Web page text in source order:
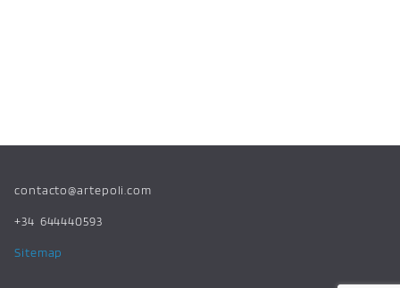
contacto@artepoli.com
+34 644440593
Sitemap